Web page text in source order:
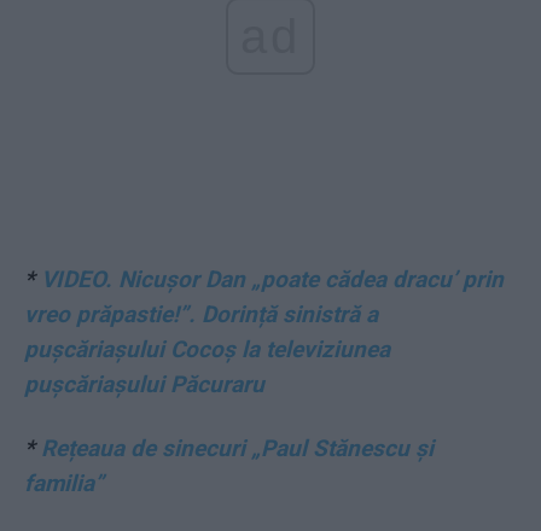
* VIDEO. Nicușor Dan „poate cădea dracu’ prin
vreo prăpastie!”. Dorință sinistră a
pușcăriașului Cocoș la televiziunea
pușcăriașului Păcuraru
* Rețeaua de sinecuri „Paul Stănescu și
familia”